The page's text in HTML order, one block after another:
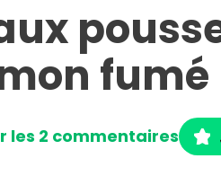
fumé
les 2 commentaires